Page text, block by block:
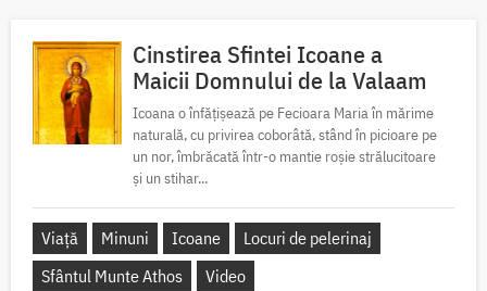
Cinstirea Sfintei Icoane a
Maicii Domnului de la Valaam
Icoana o înfățișează pe Fecioara Maria în mărime
naturală, cu privirea coborâtă, stând în picioare pe
un nor, îmbrăcată într-o mantie roșie strălucitoare
și un stihar...
Viață Minuni Icoane
Locuri de pelerinaj
Sfântul Munte Athos
Video